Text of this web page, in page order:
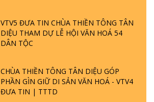
VTV5 ĐƯA TIN CHÙA THIỀN TÔNG TÂN
DIỆU THAM DỰ LỄ HỘI VĂN HOÁ 54
DÂN TỘC
CHÙA THIỀN TÔNG TÂN DIỆU GÓP
PHẦN GÌN GIỮ DI SẢN VĂN HOÁ - VTV4
ĐƯA TIN | TTTD